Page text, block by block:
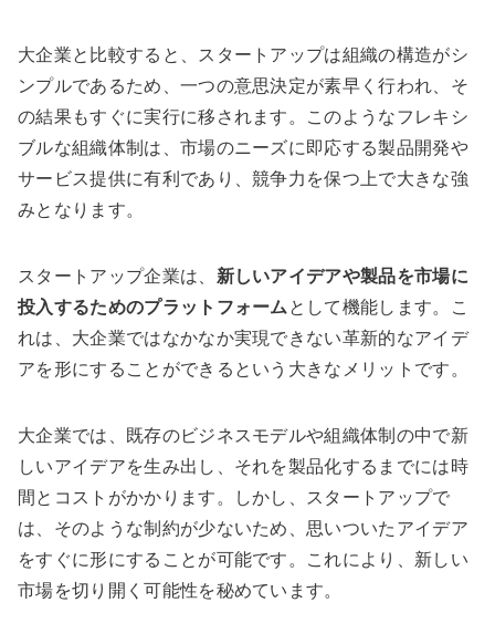
大企業と比較すると、スタートアップは組織の構造がシ
ンプルであるため、一つの意思決定が素早く行われ、そ
の結果もすぐに実行に移されます。このようなフレキシ
ブルな組織体制は、市場のニーズに即応する製品開発や
サービス提供に有利であり、競争力を保つ上で大きな強
みとなります。
スタートアップ企業は、 新しいアイデアや製品を市場に
投入するためのプラットフォーム として機能します。こ
れは、大企業ではなかなか実現できない革新的なアイデ
アを形にすることができるという大きなメリットです。
大企業では、既存のビジネスモデルや組織体制の中で新
しいアイデアを生み出し、それを製品化するまでには時
間とコストがかかります。しかし、スタートアップで
は、そのような制約が少ないため、思いついたアイデア
をすぐに形にすることが可能です。これにより、新しい
市場を切り開く可能性を秘めています。